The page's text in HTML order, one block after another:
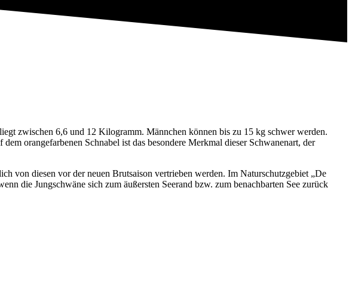
zwischen 6,6 und 12 Kilogramm. Männchen können bis zu 15 kg schwer werden.
orangefarbenen Schnabel ist das besondere Merkmal dieser Schwanenart, der
von diesen vor der neuen Brutsaison vertrieben werden. Im Naturschutzgebiet „De
die Jungschwäne sich zum äußersten Seerand bzw. zum benachbarten See zurück